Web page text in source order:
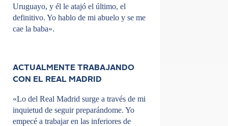
Uruguayo, y él le atajó el último, el
definitivo. Yo hablo de mi abuelo y se me
cae la baba».
ACTUALMENTE TRABAJANDO
CON EL REAL MADRID
«Lo del Real Madrid surge a través de mi
inquietud de seguir preparándome. Yo
empecé a trabajar en las inferiores de